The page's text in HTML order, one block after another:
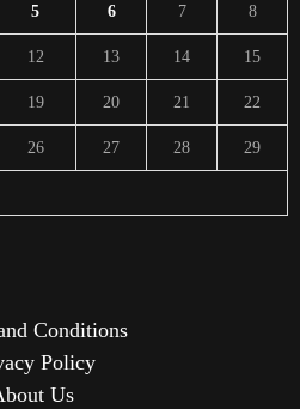
5 6 7 8
12 13 14 15
19 20 21 22
26 27 28 29
Conditions
Policy
Us